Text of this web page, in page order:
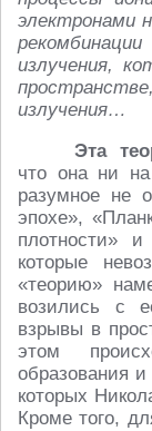
электронами
излучения,
излучения…
Эта
что она ни
разумное не
эпохе»,
плотности»
которые
«теорию»
возились с
взрывы в
этом
образования и
которых
Кроме того,